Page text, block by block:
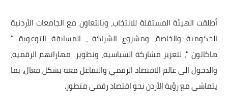
أطلقت الهيئة المستقلة للانتخاب، وبالتعاون مع الجامعات الأردنية
الحكومية والخاصة، ومشروع الشراكة ، المسابقة التوعوية "
هاكاثون "، لتعزيز مشاركة السياسية، وتطوير مهاراتهم الرقمية،
والدخول الى عالم الاقتصاد الرقمي والتفاعل معه بشكل فعال، بما
يتماشى مع رؤية الأردن نحو اقتصاد رقمي متطور.